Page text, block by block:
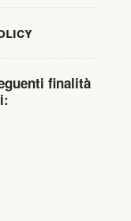
finalità